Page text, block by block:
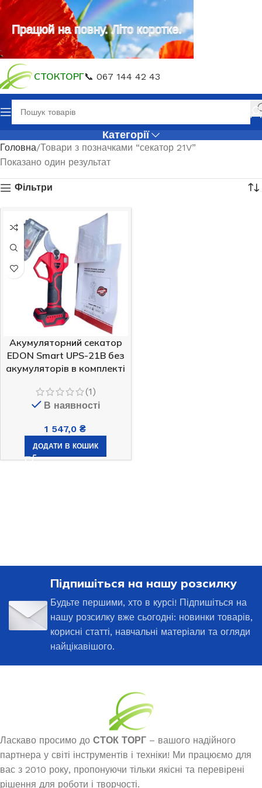
СТОКТОРГ📞 067 144 42 43
Категорії
Головна Товари з позначками “секатор 21V”
Показано один результат
Фільтри
Акумуляторний секатор
EDON Smart UPS-21B без
акумуляторів в комплекті
(1)
В наявності
1 547,0 ₴
ДОДАТИ В КОШИК
Підпишіться на нашу розсилку
Будьте першими, хто в курсі! Підпишіться на
нашу розсилку вже сьогодні: новинки товарів,
корисні статті, навчальні матеріали та огляди
найцікавішого.
Ласкаво просимо до СТОК ТОРГ – вашого надійного
партнера у світі інструментів і техніки! Ми працюємо для
вас з 2010 року, пропонуючи тільки якісні та перевірені
рішення для роботи і творчості.
Працюй на повну. Літо коротке.